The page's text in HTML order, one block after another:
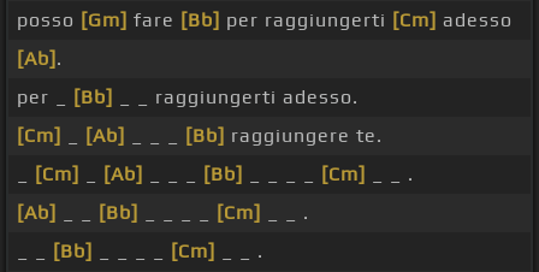
posso [Gm] fare [Bb] per raggiungerti [Cm] adesso
[Ab] .
per _
[Bb]
_ _ raggiungerti adesso.
[Cm]
[Ab] [Bb] raggiungere te.
[Cm] [Ab] [Bb] [Cm]
_ _ .
[Ab]
[Bb] [Cm]
_ _ .
[Bb] [Cm]
_ _ .